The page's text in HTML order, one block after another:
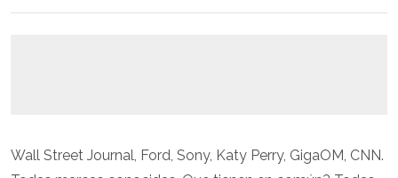
Wall Street Journal, Ford, Sony, Katy Perry, GigaOM, CNN.